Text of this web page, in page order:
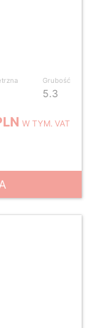
Grubość
5.3
W TYM. VAT